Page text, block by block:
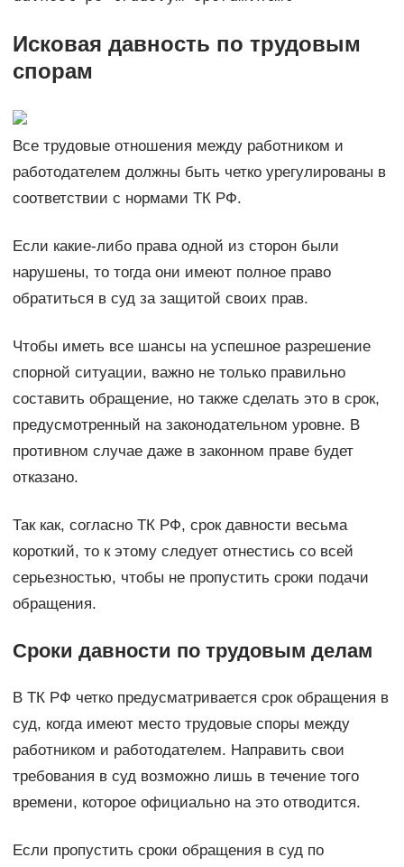
Исковая давность по трудовым
спорам
Все трудовые отношения между работником и
работодателем должны быть четко урегулированы в
соответствии с нормами ТК РФ.
Если какие-либо права одной из сторон были
нарушены, то тогда они имеют полное право
обратиться в суд за защитой своих прав.
Чтобы иметь все шансы на успешное разрешение
спорной ситуации, важно не только правильно
составить обращение, но также сделать это в срок,
предусмотренный на законодательном уровне. В
противном случае даже в законном праве будет
отказано.
Так как, согласно ТК РФ, срок давности весьма
короткий, то к этому следует отнестись со всей
серьезностью, чтобы не пропустить сроки подачи
обращения.
Сроки давности по трудовым делам
В ТК РФ четко предусматривается срок обращения в
суд, когда имеют место трудовые споры между
работником и работодателем. Направить свои
требования в суд возможно лишь в течение того
времени, которое официально на это отводится.
Если пропустить сроки обращения в суд по